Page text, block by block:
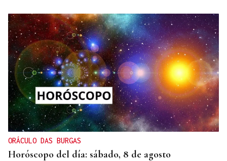
ORÁCULO DAS BURGAS
Horóscopo del día: sábado, 8 de agosto